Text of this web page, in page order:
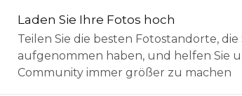
Laden Sie Ihre Fotos hoch
Teilen Sie die besten Fotostandorte, die
aufgenommen haben, und helfen Sie
Community immer größer zu machen